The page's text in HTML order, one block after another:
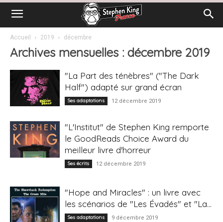
Accueil 2019 décembre
Archives mensuelles : décembre 2019
"La Part des ténèbres" ("The Dark
Half") adapté sur grand écran
Ses adaptations 12 décembre 2019
"L'Institut" de Stephen King remporte
le GoodReads Choice Award du
meilleur livre d'horreur
Ses écrits 12 décembre 2019
"Hope and Miracles" : un livre avec
les scénarios de "Les Évadés" et "La...
Ses adaptations 9 décembre 2019